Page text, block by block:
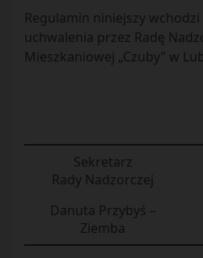
Regulamin niniejszy
uchwalenia przez Radę
Mieszkaniowej „Czuby” w
Sekretarz
Rady Nadzorczej
Danuta Przybyś –
Ziemba